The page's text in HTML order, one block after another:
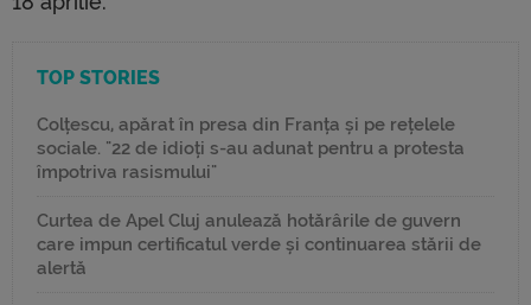
TOP STORIES
Colțescu, apărat în presa din Franța și pe rețelele
sociale. "22 de idioți s-au adunat pentru a protesta
împotriva rasismului"
Curtea de Apel Cluj anulează hotărârile de guvern
care impun certificatul verde și continuarea stării de
alertă